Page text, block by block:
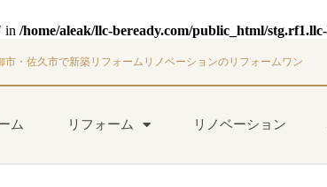
in /home/aleak/llc-beready.com/public_html/
・佐久市で新築リフォームリノベーションのリフォームワン
ム リフォーム リノベーション